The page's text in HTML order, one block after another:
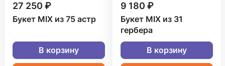
27 250 ₽
Букет MIX из 75 астр
В корзину
9 180 ₽
Букет MIX из 31
гербера
В корзину